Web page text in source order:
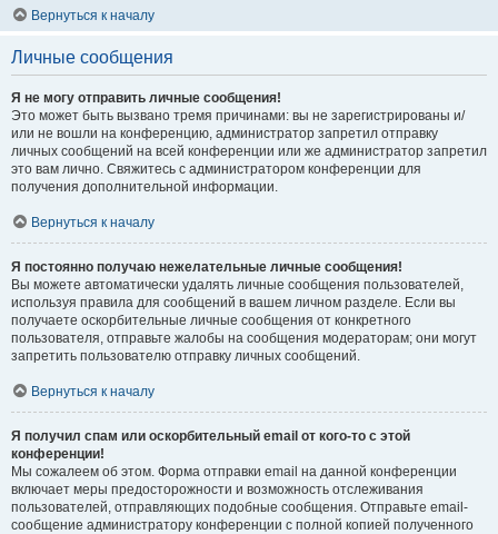
Вернуться к началу
Личные сообщения
Я не могу отправить личные сообщения!
Это может быть вызвано тремя причинами: вы не зарегистрированы и/
или не вошли на конференцию, администратор запретил отправку
личных сообщений на всей конференции или же администратор запретил
это вам лично. Свяжитесь с администратором конференции для
получения дополнительной информации.
Вернуться к началу
Я постоянно получаю нежелательные личные сообщения!
Вы можете автоматически удалять личные сообщения пользователей,
используя правила для сообщений в вашем личном разделе. Если вы
получаете оскорбительные личные сообщения от конкретного
пользователя, отправьте жалобы на сообщения модераторам; они могут
запретить пользователю отправку личных сообщений.
Вернуться к началу
Я получил спам или оскорбительный email от кого-то с этой
конференции!
Мы сожалеем об этом. Форма отправки email на данной конференции
включает меры предосторожности и возможность отслеживания
пользователей, отправляющих подобные сообщения. Отправьте email-
сообщение администратору конференции с полной копией полученного